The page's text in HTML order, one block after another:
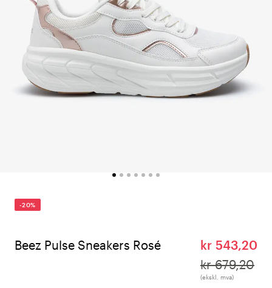
-20%
Beez Pulse Sneakers Rosé
kr 543,20
kr 679,20
(ekskl. mva)